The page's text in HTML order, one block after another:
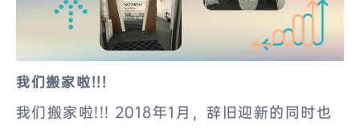
我们搬家啦!!!
我们搬家啦!!! 2018年1月，辞旧迎新的同时也